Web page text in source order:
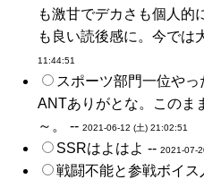
も激甘でデカさも個人的
も良い読後感に。今では
11:44:51
スポーツ部門一位や
ANTありがとな。このま
～。 -- 2021-06-12 (土) 21:02:51
SSRはよはよ -- 2021-07-
戦闘不能と参戦ボイス